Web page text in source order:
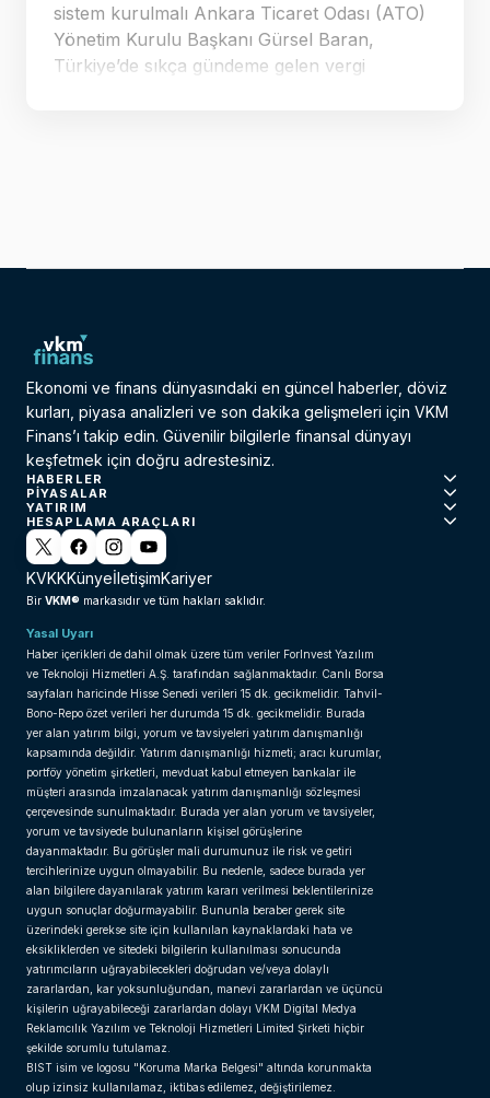
sistem kurulmalı Ankara Ticaret Odası (ATO)
Yönetim Kurulu Başkanı Gürsel Baran,
Türkiye’de sıkça gündeme gelen vergi
Ekonomi ve finans dünyasındaki en güncel haberler, döviz
kurları, piyasa analizleri ve son dakika gelişmeleri için VKM
Finans’ı takip edin. Güvenilir bilgilerle finansal dünyayı
keşfetmek için doğru adrestesiniz.
HABERLER
PIYASALAR
YATIRIM
HESAPLAMA ARAÇLARI
KVKKKünyeİletişimKariyer
Bir VKM® markasıdır ve tüm hakları saklıdır.
Yasal Uyarı
Haber içerikleri de dahil olmak üzere tüm veriler ForInvest Yazılım
ve Teknoloji Hizmetleri A.Ş. tarafından sağlanmaktadır. Canlı Borsa
sayfaları haricinde Hisse Senedi verileri 15 dk. gecikmelidir. Tahvil-
Bono-Repo özet verileri her durumda 15 dk. gecikmelidir. Burada
yer alan yatırım bilgi, yorum ve tavsiyeleri yatırım danışmanlığı
kapsamında değildir. Yatırım danışmanlığı hizmeti; aracı kurumlar,
portföy yönetim şirketleri, mevduat kabul etmeyen bankalar ile
müşteri arasında imzalanacak yatırım danışmanlığı sözleşmesi
çerçevesinde sunulmaktadır. Burada yer alan yorum ve tavsiyeler,
yorum ve tavsiyede bulunanların kişisel görüşlerine
dayanmaktadır. Bu görüşler mali durumunuz ile risk ve getiri
tercihlerinize uygun olmayabilir. Bu nedenle, sadece burada yer
alan bilgilere dayanılarak yatırım kararı verilmesi beklentilerinize
uygun sonuçlar doğurmayabilir. Bununla beraber gerek site
üzerindeki gerekse site için kullanılan kaynaklardaki hata ve
eksikliklerden ve sitedeki bilgilerin kullanılması sonucunda
yatırımcıların uğrayabilecekleri doğrudan ve/veya dolaylı
zararlardan, kar yoksunluğundan, manevi zararlardan ve üçüncü
kişilerin uğrayabileceği zararlardan dolayı VKM Digital Medya
Reklamcılık Yazılım ve Teknoloji Hizmetleri Limited Şirketi hiçbir
şekilde sorumlu tutulamaz.
BIST isim ve logosu "Koruma Marka Belgesi" altında korunmakta
olup izinsiz kullanılamaz, iktibas edilemez, değiştirilemez.